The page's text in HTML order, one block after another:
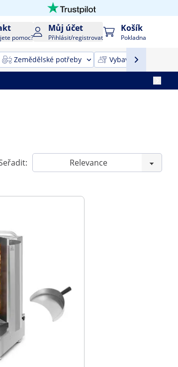
pomoc?
Můj účet
Přihlásit/registrovat
Košík
Pokladna
Zemědělské potřeby Vybavení pro úklid